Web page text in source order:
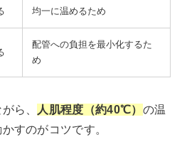
均一に温めるため
配管への負担を最小化するた
め
ら、 人肌程度（約40℃） の温
すのがコツです。